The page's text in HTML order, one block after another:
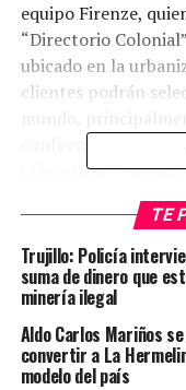
equipo Firenze,
“Directorio
ubicado en la
clientes podrán
confección de
ofrecerá accesorios
zapatos, gemelos,
Asimismo, contarán
moda masculina y
conocido como
asesoría
Trunk Show.
TE
Trujillo: Policía
suma de dinero que
minería ilegal
Aldo Carlos Mariños
convertir a La
modelo del país